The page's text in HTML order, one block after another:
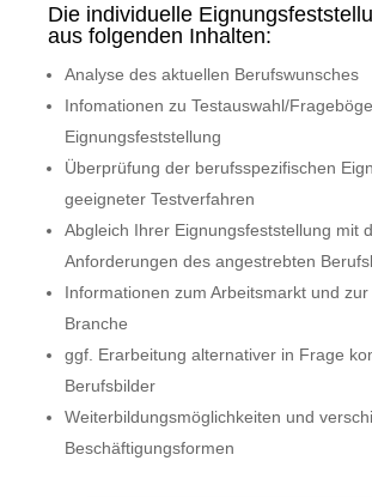
Die individuelle
aus folgenden Inhalten:
Analyse des aktuellen Berufswunsches
Infomationen zu Testauswahl/
Eignungsfeststellung
Überprüfung der berufsspezifischen
geeigneter Testverfahren
Abgleich Ihrer Eignungsfeststellung mit
Anforderungen des angestrebten
Informationen zum Arbeitsmarkt und
Branche
ggf. Erarbeitung alternativer in Frage
Berufsbilder
Weiterbildungsmöglichkeiten und
Beschäftigungsformen